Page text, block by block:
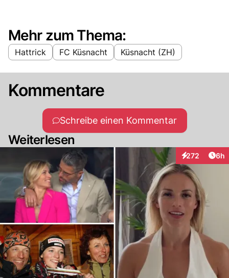
Mehr zum Thema:
Hattrick FC Küsnacht Küsnacht (ZH)
Kommentare
Schreibe einen Kommentar
Weiterlesen
272
Interaktionen
6h